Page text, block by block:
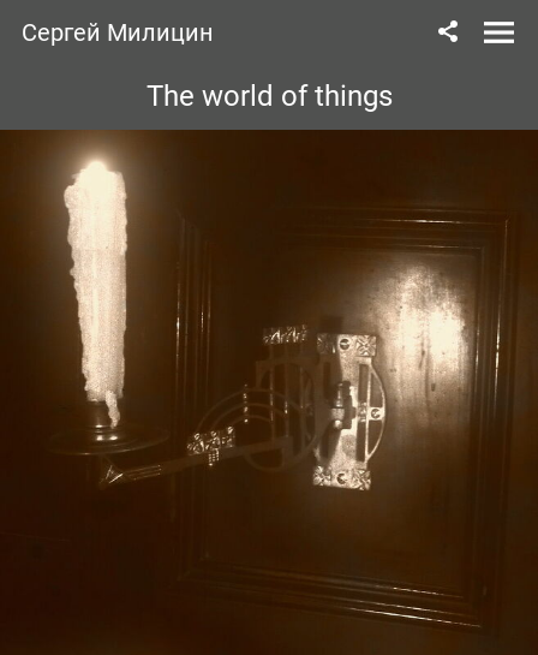
Сергей Милицин
The world of things